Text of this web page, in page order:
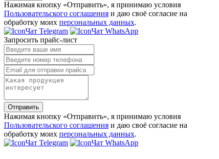
Нажимая кнопку «Отправить», я принимаю условия
Пользовательского соглашения и даю своё согласие на
обработку моих персональных данных.
Чат Telegram
Чат WhatsApp
Запросить прайс-лист
Отправить
Нажимая кнопку «Отправить», я принимаю условия
Пользовательского соглашения и даю своё согласие на
обработку моих персональных данных.
Чат Telegram
Чат WhatsApp